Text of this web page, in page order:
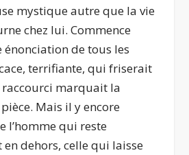
mystique autre que la vie
chez lui. Commence
de tous les
terrifiante, qui friserait
raccourci marquait la
Mais il y encore
l’homme qui reste
dehors, celle qui laisse